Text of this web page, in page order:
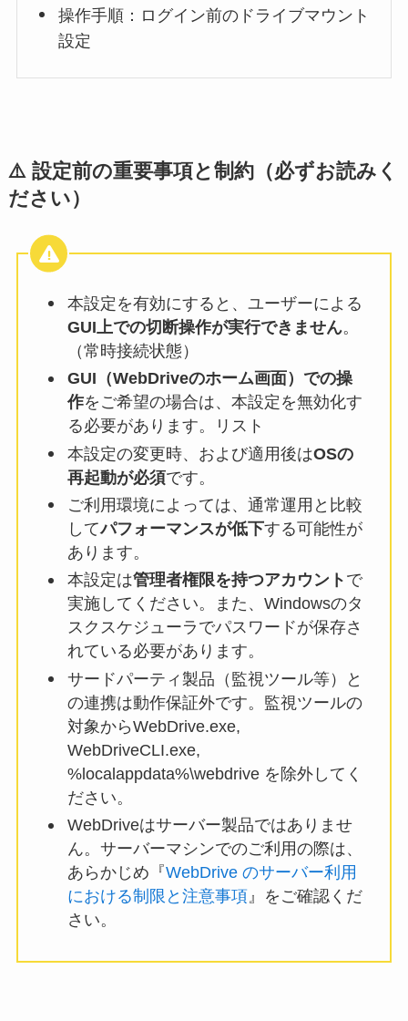
操作手順：ログイン前のドライブマウント
設定
⚠️ 設定前の重要事項と制約（必ずお読みく
ださい）
本設定を有効にすると、ユーザーによる
GUI上での切断操作が実行できません。
（常時接続状態）
GUI（WebDriveのホーム画面）での操
作をご希望の場合は、本設定を無効化す
る必要があります。リスト
本設定の変更時、および適用後はOSの
再起動が必須です。
ご利用環境によっては、通常運用と比較
してパフォーマンスが低下する可能性が
あります。
本設定は管理者権限を持つアカウント で
実施してください。また、Windowsのタ
スクスケジューラでパスワードが保存さ
れている必要があります。
サードパーティ製品（監視ツール等）と
の連携は動作保証外です。監視ツールの
対象からWebDrive.exe,
WebDriveCLI.exe,
%localappdata%\webdrive を除外してく
ださい。
WebDriveはサーバー製品ではありませ
ん。サーバーマシンでのご利用の際は、
あらかじめ『WebDrive のサーバー利用
における制限と注意事項』をご確認くだ
さい。